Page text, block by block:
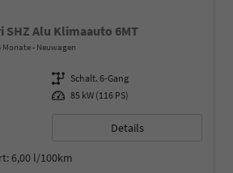
SHZ Alu Klimaauto 6MT
Monate Neuwagen
Getriebe Schalt. 6-Gang
Leistung 85 kW (116 PS)
Details
6,00 l/100km